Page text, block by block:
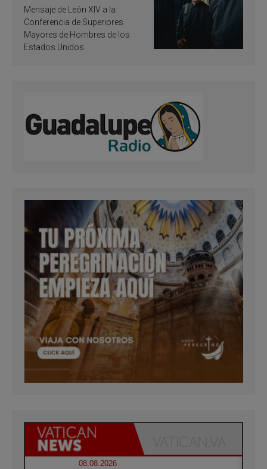
de inspiración y
santificación
Mensaje de León XIV a la
Conferencia de Superiores
Mayores de Hombres de los
Estados Unidos
08.08.2026